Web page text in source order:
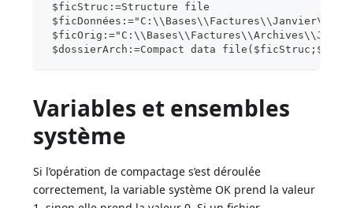
$ficStruc:=Structure file
$dossierArch:=Compact data
Variables et ensembles
système
Si l’opération de compactage s’est déroulée
correctement, la variable système OK prend la valeur